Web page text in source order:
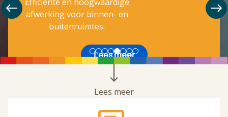
afwerking voor binnen- en
buitenruimtes.
Lees meer
Lees meer